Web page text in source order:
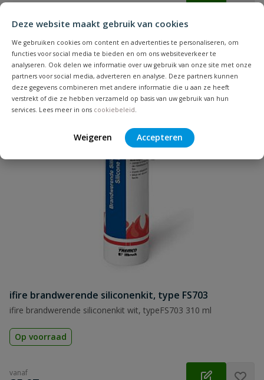
Deze website maakt gebruik van cookies
We gebruiken cookies om content en advertenties te personaliseren, om
functies voor social media te bieden en om ons websiteverkeer te
analyseren. Ook delen we informatie over uw gebruik van onze site met onze
partners voor social media, adverteren en analyse. Deze partners kunnen
deze gegevens combineren met andere informatie die u aan ze heeft
verstrekt of die ze hebben verzameld op basis van uw gebruik van hun
services. Lees meer in ons cookiebeleid.
Weigeren Accepteren
€34,01
ifire brandwerende siliconenkit, type FS703
ifire brandwerende siliconenkit wit, typeFS703 310 ml
Op voorraad
vanaf